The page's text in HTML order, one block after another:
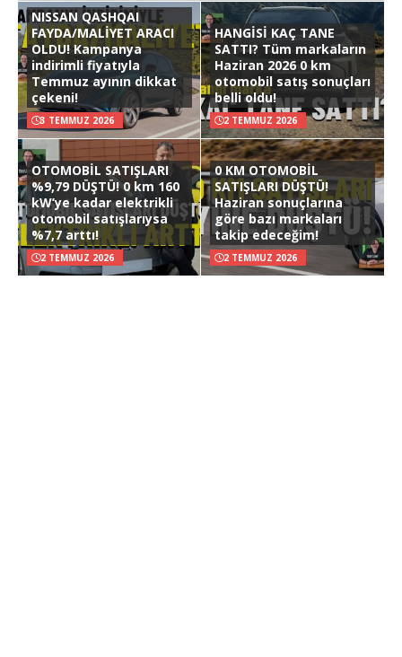
NISSAN QASHQAI
FAYDA/MALİYET ARACI
OLDU! Kampanya
indirimli fiyatıyla
Temmuz ayının dikkat
çekeni!
3 TEMMUZ 2026
HANGİSİ KAÇ TANE
SATTI? Tüm markaların
Haziran 2026 0 km
otomobil satış sonuçları
belli oldu!
2 TEMMUZ 2026
OTOMOBİL SATIŞLARI
%9,79 DÜŞTÜ! 0 km 160
kW’ye kadar elektrikli
otomobil satışlarıysa
%7,7 arttı!
2 TEMMUZ 2026
0 KM OTOMOBİL
SATIŞLARI DÜŞTÜ!
Haziran sonuçlarına
göre bazı markaları
takip edeceğim!
2 TEMMUZ 2026